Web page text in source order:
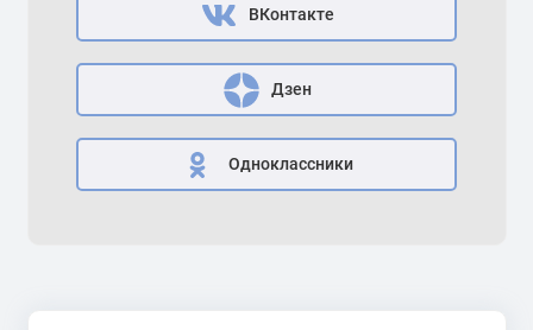
ВКонтакте
Дзен
Одноклассники